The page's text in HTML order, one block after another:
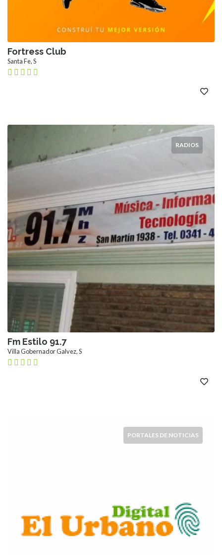
Fortress Club
Santa Fe, S
RADIOS
Fm Estilo 91.7
Villa Gobernador Galvez, S
PORTALES DE NOTICIAS